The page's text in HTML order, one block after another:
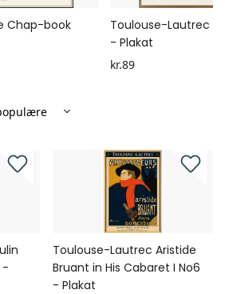
Chap-book
Toulouse-Lautrec 9.
- Plakat
kr.89
-
Toulouse-Lautrec Aristide
Bruant in His Cabaret I No6
- Plakat